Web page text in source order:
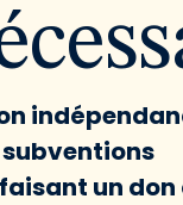
un don